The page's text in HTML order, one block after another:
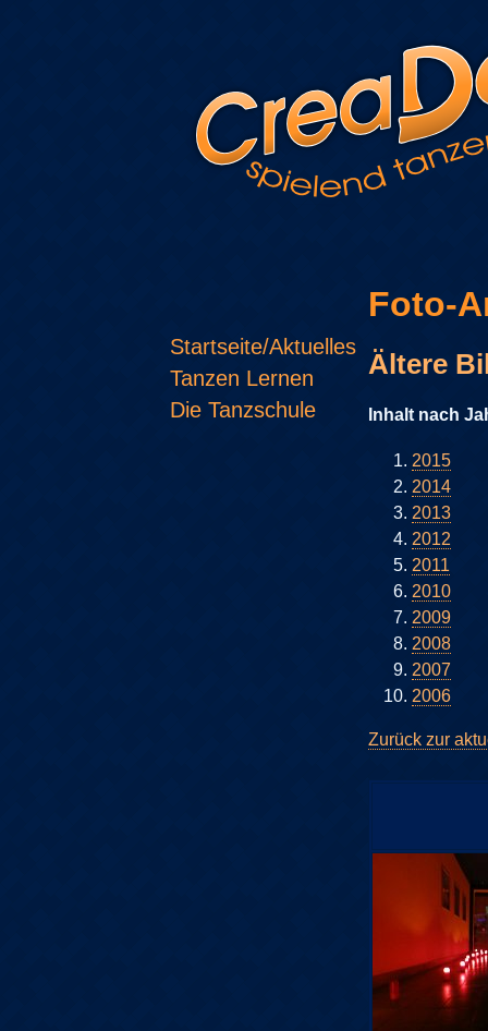
Foto-
Ältere
Inhalt nach
2015
2014
2013
2012
2011
2010
2009
2008
2007
2006
Zurück zur
Startseite/Aktuelles
Tanzen Lernen
Die Tanzschule